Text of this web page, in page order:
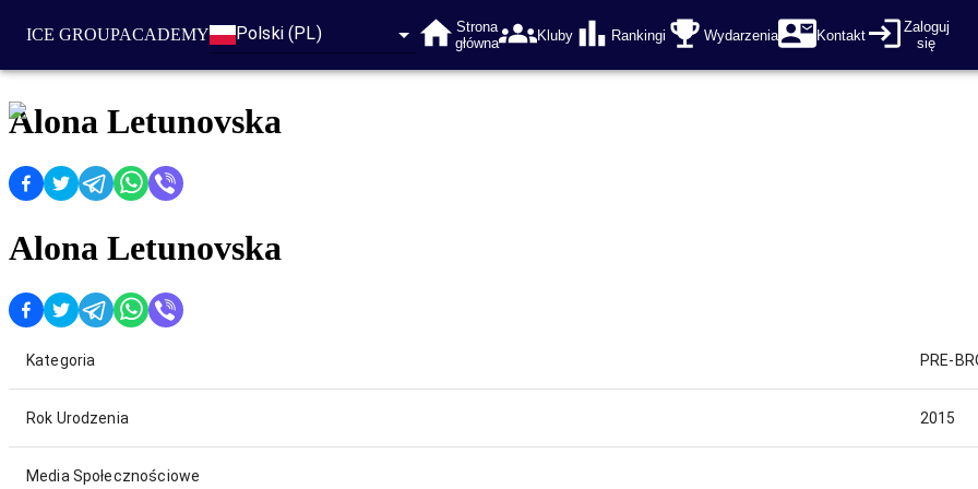
ICE GROUPACADEMY Polski (PL)
Strona
główna
Kluby Rankingi Wydarzenia Kontakt
Zaloguj
się
Alona Letunovska
Alona Letunovska
Kategoria PRE-
Rok Urodzenia 2015
Media Społecznościowe